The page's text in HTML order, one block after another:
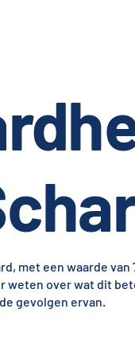
met een waarde van
weten over wat dit
gevolgen ervan.